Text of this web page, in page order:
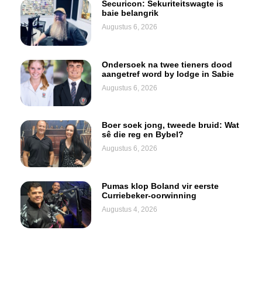
Securicon: Sekuriteitswagte is
baie belangrik
Augustus 6, 2026
Ondersoek na twee tieners dood
aangetref word by lodge in Sabie
Augustus 6, 2026
Boer soek jong, tweede bruid: Wat
sê die reg en Bybel?
Augustus 6, 2026
Pumas klop Boland vir eerste
Curriebeker-oorwinning
Augustus 4, 2026